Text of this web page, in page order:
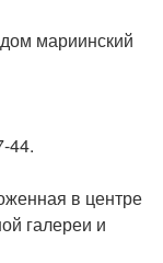
мариинский
44.
в центре
галереи и